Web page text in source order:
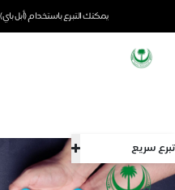
يمكنك التبرع باستخدام (أبل باي)